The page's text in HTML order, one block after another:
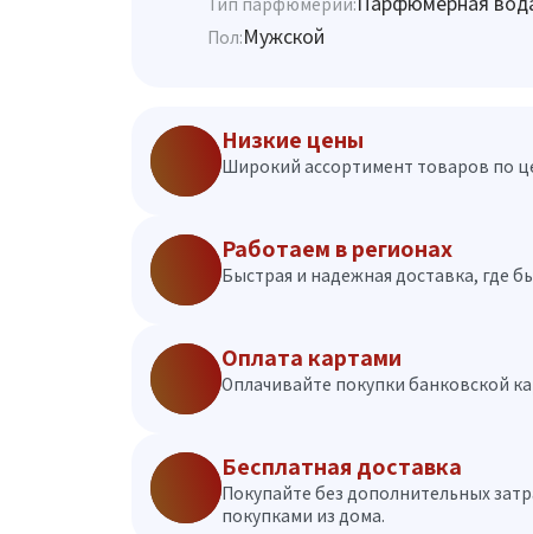
Пол:Мужской
Низкие цены
Широкий ассортимент товаров по
Работаем в регионах
Быстрая и надежная доставка, где
Оплата картами
Оплачивайте покупки банковской
Бесплатная доставка
Покупайте без дополнительных
покупками из дома.